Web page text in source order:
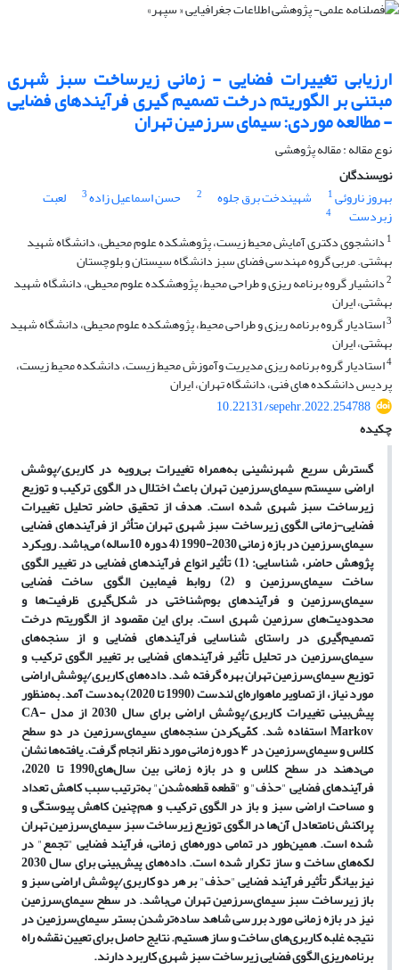
ارزیابی تغییرات فضایی - زمانی زیرساخت سبز شهری
مبتنی بر الگوریتم درخت تصمیم گیری فرآیندهای فضایی
- مطالعه موردی: سیمای سرزمین تهران
نوع مقاله : مقاله پژوهشی
نویسندگان
بهروز ناروئی1 شهیندخت برق جلوه 2 حسن اسماعیل زاده3 لعبت
زبردست
4
1 دانشجوی دکتری آمایش محیط زیست، پژوهشکده علوم محیطی، دانشگاه شهید
بهشتی. مربی گروه مهندسی فضای سبز دانشگاه سیستان و بلوچستان
2دانشیار گروه برنامه ریزی و طراحی محیط، پژوهشکده علوم محیطی، دانشگاه شهید
بهشتی، ایران
3استادیار گروه برنامه ریزی و طراحی محیط، پژوهشکده علوم محیطی، دانشگاه شهید
بهشتی، ایران
4استادیار گروه برنامه ریزی مدیریت وآموزش محیط زیست، دانشکده محیط زیست،
پردیس دانشکده های فنی، دانشگاه تهران، ایران
10.22131/sepehr.2022.254788
چکیده
گسترش سریع شهرنشینی به‌همراه تغییرات بی‌رویه در کاربری/پوشش
اراضی سیستم سیمای‌سرزمین تهران باعث اختلال در الگوی ترکیب و توزیع
زیرساخت‌ سبز شهری شده است. هدف از تحقیق حاضر تحلیل تغییرات
فضایی-زمانی الگوی زیرساخت‌ سبز شهری تهران متأثر از فرآیندهای فضایی
سیمای‌سرزمین در بازه زمانی 2030-1990 (4 دوره 10ساله) می‌باشد. رویکرد
پژوهش حاضر، شناسایی: (1) تأثیر انواع فرآیندهای فضایی در تغییر الگوی
ساخت سیمای‌سرزمین و (2) روابط فیمابین الگوی ساخت فضایی
سیمای‌سرزمین و فرآیندهای بوم‌شناختی در شکل‌گیری ظرفیت‌ها و
محدودیت‌های سرزمین شهری است. برای این مقصود از الگوریتم درخت
تصمیم‌گیری در راستای شناسایی فرآیندهای فضایی و از سنجه‌های
سیمای‌سرزمین در تحلیل تأثیر فرآیندهای فضایی بر تغییر الگوی ترکیب و
توزیع سیمای‌سرزمین تهران بهره گرفته شد. داده‌های کاربری/پوشش اراضی
مورد نیاز، از تصاویر ماهواره‌ای لندست (1990 تا 2020) به‌دست آمد. به‌منظور
پیش‌بینی تغییرات کاربری/پوشش اراضی برای سال 2030 از مدل CA-
Markov استفاده شد. کمّی‌کردن سنجه‌های سیمای‌سرزمین در دو سطح
کلاس و سیمای‌سرزمین در ۴ دوره زمانی مورد نظر انجام گرفت. یافته‌ها نشان
می‌دهند در سطح کلاس و در بازه زمانی بین سال‌های1990 تا 2020،
فرآیندهای فضایی"حذف"و"قطعه قطعه‌شدن"به‌ترتیب سبب کاهش تعداد
و مساحت اراضی سبز و باز در الگوی ترکیب و هم‌چنین کاهش پیوستگی و
پراکنش نامتعادل آن‌ها در الگوی توزیع زیرساخت سبز سیمای‌سرزمین تهران
شده است. همین‌طور در تمامی دوره‌های زمانی، فرآیند فضایی "تجمع"در
لکه‌های ساخت و ساز تکرار شده است. داده‌های پیش‌بینی برای سال 2030
نیز بیانگر تأثیر فرآیند فضایی"حذف"بر هر دو کاربری/پوشش اراضی سبز و
باز زیرساخت سبز سیمای‌سرزمین تهران می‌باشد. در سطح سیمای‌سرزمین
نیز در بازه زمانی مورد بررسی شاهد ساده‌تر‌شدن بستر سیمای‌سرزمین در
نتیجه غلبه کاربری‌های ساخت و ساز هستیم. نتایج حاصل برای تعیین نقشه راه
برنامه‌ریزی الگوی فضایی زیرساخت سبز شهری کاربرد دارند.